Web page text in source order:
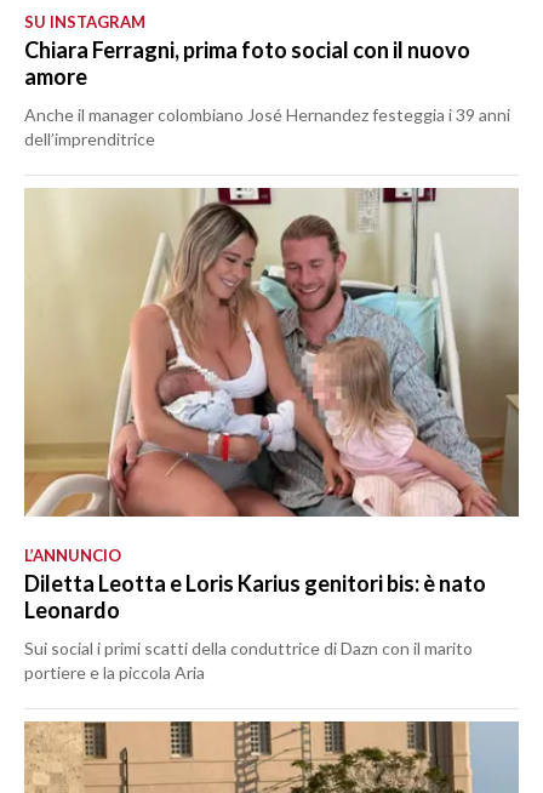
SU INSTAGRAM
Chiara Ferragni, prima foto social con il nuovo
amore
Anche il manager colombiano José Hernandez festeggia i 39 anni
dell’imprenditrice
L’ANNUNCIO
Diletta Leotta e Loris Karius genitori bis: è nato
Leonardo
Sui social i primi scatti della conduttrice di Dazn con il marito
portiere e la piccola Aria